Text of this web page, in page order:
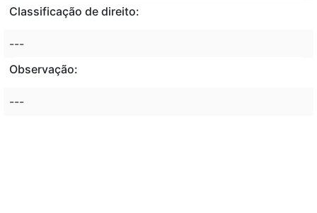
Classificação de direito:
---
Observação:
---